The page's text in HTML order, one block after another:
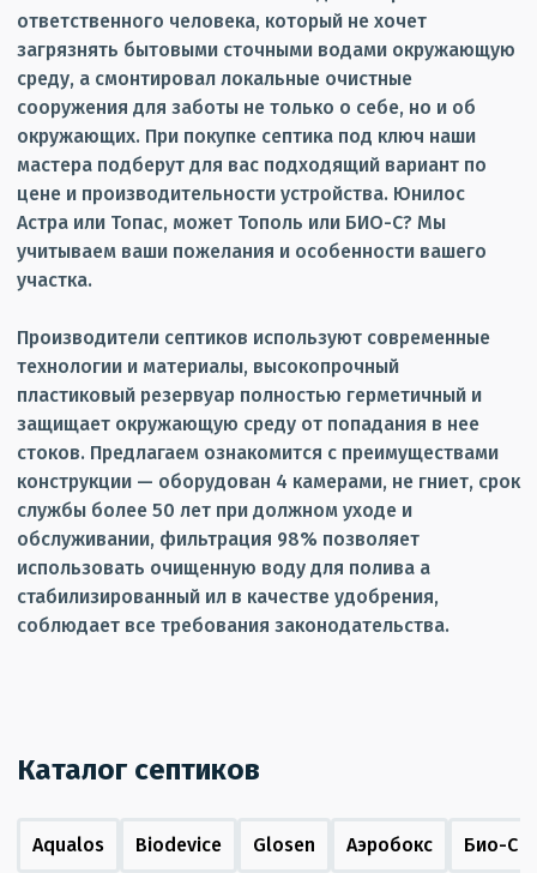
ответственного человека, который не хочет
загрязнять бытовыми сточными водами окружающую
среду, а смонтировал локальные очистные
сооружения для заботы не только о себе, но и об
окружающих. При покупке септика под ключ наши
мастера подберут для вас подходящий вариант по
цене и производительности устройства. Юнилос
Астра или Топас, может Тополь или БИО-С? Мы
учитываем ваши пожелания и особенности вашего
участка.
Производители септиков используют современные
технологии и материалы, высокопрочный
пластиковый резервуар полностью герметичный и
защищает окружающую среду от попадания в нее
стоков. Предлагаем ознакомится с преимуществами
конструкции — оборудован 4 камерами, не гниет, срок
службы более 50 лет при должном уходе и
обслуживании, фильтрация 98% позволяет
использовать очищенную воду для полива а
стабилизированный ил в качестве удобрения,
соблюдает все требования законодательства.
Каталог септиков
Aqualos Biodevice Glosen Аэробокс Био-С